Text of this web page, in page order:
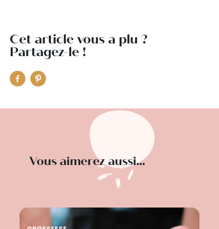
Cet article vous a plu ?
Partagez-le !
Vous aimerez aussi...